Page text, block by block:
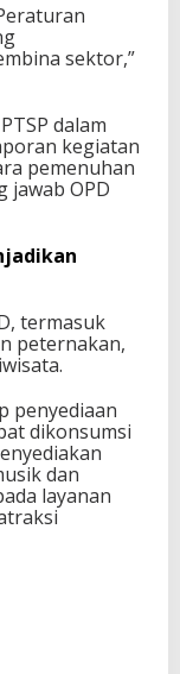
sektor,”
dalam
kegiatan
pemenuhan
jawab OPD
termasuk
peternakan,
penyediaan
dikonsumsi
dan
layanan